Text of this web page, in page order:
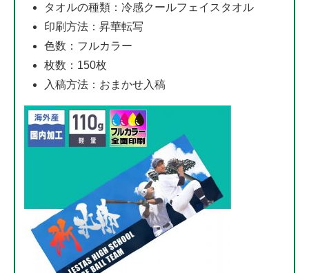
タオルの種類：冷感クールフェイスタオル
印刷方法：昇華転写
色数：フルカラー
枚数：150枚
入稿方法：おまかせ入稿